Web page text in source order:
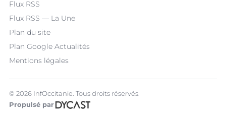
Flux RSS
Flux RSS — La Une
Plan du site
Plan Google Actualités
Mentions légales
© 2026 InfOccitanie. Tous droits réservés.
Propulsé par